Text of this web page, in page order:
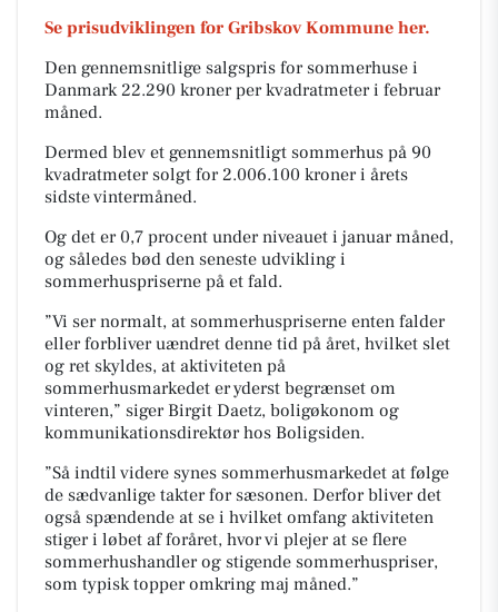
Se prisudviklingen for Gribskov Kommune her.
Den gennemsnitlige salgspris for sommerhuse i
Danmark 22.290 kroner per kvadratmeter i februar
måned.
Dermed blev et gennemsnitligt sommerhus på 90
kvadratmeter solgt for 2.006.100 kroner i årets
sidste vintermåned.
Og det er 0,7 procent under niveauet i januar måned,
og således bød den seneste udvikling i
sommerhuspriserne på et fald.
”Vi ser normalt, at sommerhuspriserne enten falder
eller forbliver uændret denne tid på året, hvilket slet
og ret skyldes, at aktiviteten på
sommerhusmarkedet er yderst begrænset om
vinteren,” siger Birgit Daetz, boligøkonom og
kommunikationsdirektør hos Boligsiden.
”Så indtil videre synes sommerhusmarkedet at følge
de sædvanlige takter for sæsonen. Derfor bliver det
også spændende at se i hvilket omfang aktiviteten
stiger i løbet af foråret, hvor vi plejer at se flere
sommerhushandler og stigende sommerhuspriser,
som typisk topper omkring maj måned.”